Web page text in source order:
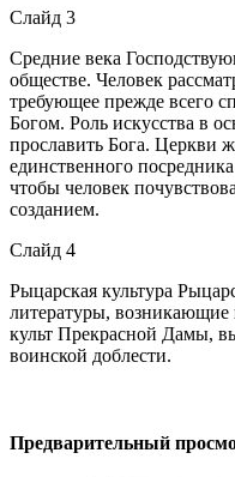
Слайд 3
Средние века
обществе. Человек
требующее прежде всего
Богом. Роль искусства в
прославить Бога. Церкви
единственного
чтобы человек
созданием.
Слайд 4
Рыцарская культура
литературы, возникающие
культ Прекрасной Дамы,
воинской доблести.
Предварительный